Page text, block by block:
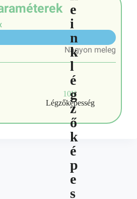
Nagyon meleg
10K
Légzőképesség